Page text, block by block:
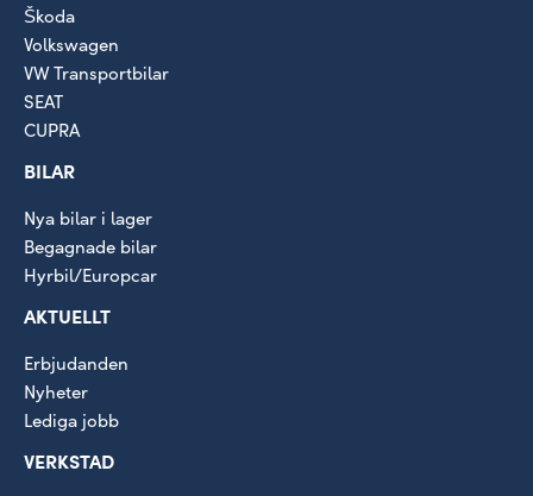
Škoda
Volkswagen
VW Transportbilar
SEAT
CUPRA
BILAR
Nya bilar i lager
Begagnade bilar
Hyrbil/Europcar
AKTUELLT
Erbjudanden
Nyheter
Lediga jobb
VERKSTAD